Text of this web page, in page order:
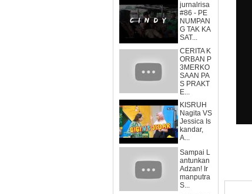
jurnalrisa
#86 - PE
NUMPAN
G TAK KA
SAT...
CERITA K
ORBAN P
3MERKO
SAAN PA
S PRAKT
E...
KISRUH
Nagita VS
Jessica Is
kandar,
A...
Sampai L
antunkan
Adzan! Ir
manputra
S...